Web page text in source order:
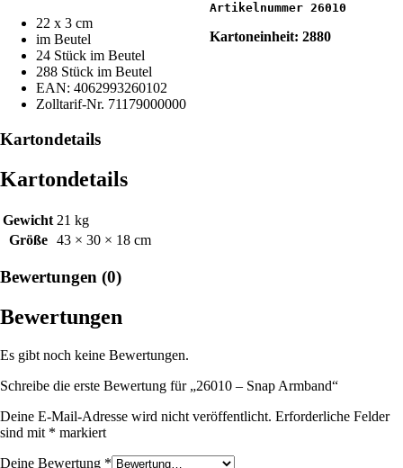
Artikelnummer 26010
Kartoneinheit: 2880
22 x 3 cm
im Beutel
24 Stück im Beutel
288 Stück im Beutel
EAN: 4062993260102
Zolltarif-Nr. 71179000000
Kartondetails
Kartondetails
Gewicht 21 kg
Größe
43 × 30 × 18 cm
Bewertungen (0)
Bewertungen
Es gibt noch keine Bewertungen.
Schreibe die erste Bewertung für „26010 – Snap Armband“
Deine E-Mail-Adresse wird nicht veröffentlicht. Erforderliche Felder
sind mit * markiert
Deine Bewertung *